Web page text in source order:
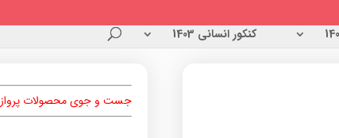
کنکور انسانی 1403
جست و جوی محصولات پرواز